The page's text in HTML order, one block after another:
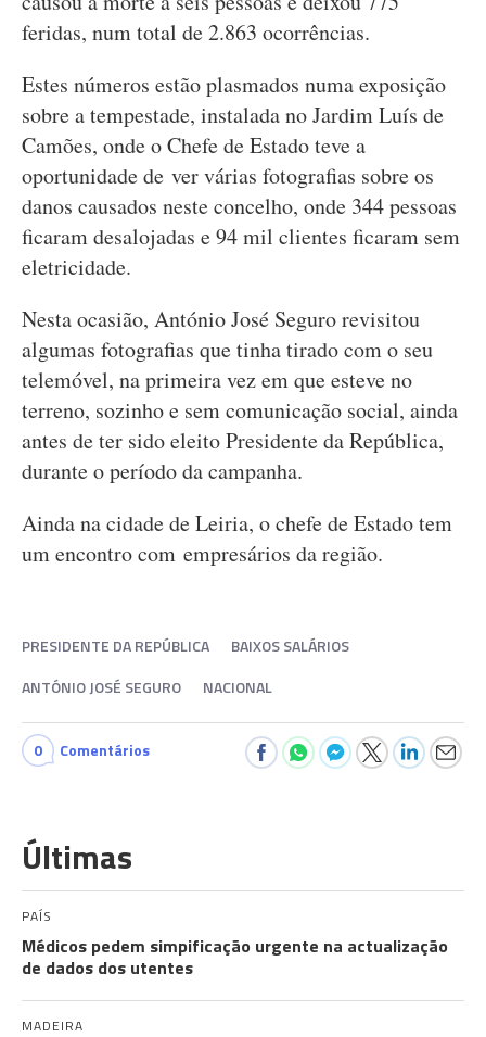
feridas, num total de 2.863 ocorrências.
Estes números estão plasmados numa exposição
sobre a tempestade, instalada no Jardim Luís de
Camões, onde o Chefe de Estado teve a
oportunidade de ver várias fotografias sobre os
danos causados neste concelho, onde 344 pessoas
ficaram desalojadas e 94 mil clientes ficaram sem
eletricidade.
Nesta ocasião, António José Seguro revisitou
algumas fotografias que tinha tirado com o seu
telemóvel, na primeira vez em que esteve no
terreno, sozinho e sem comunicação social, ainda
antes de ter sido eleito Presidente da República,
durante o período da campanha.
Ainda na cidade de Leiria, o chefe de Estado tem
um encontro com empresários da região.
PRESIDENTE DA REPÚBLICA
BAIXOS SALÁRIOS
ANTÓNIO JOSÉ SEGURO
NACIONAL
0 Comentários
Últimas
PAÍS
Médicos pedem simpificação urgente na actualização
de dados dos utentes
MADEIRA